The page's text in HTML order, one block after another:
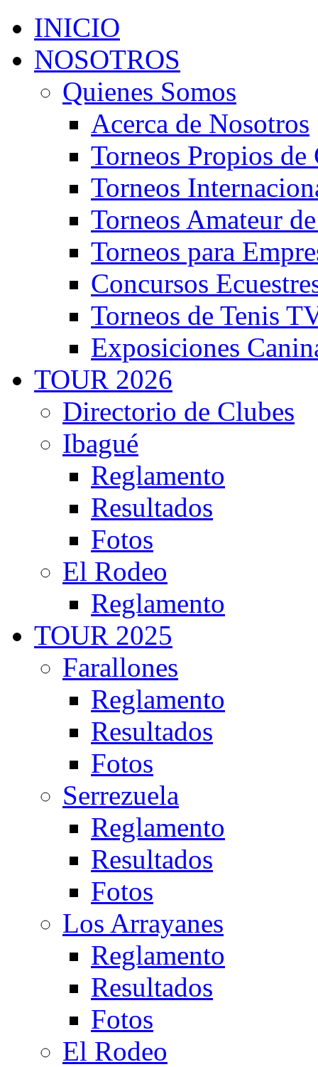
INICIO
NOSOTROS
Quienes Somos
Acerca de Nosotros
Torneos Propios
Torneos
Torneos Amateur
Torneos para
Concursos
Torneos de Tenis
Exposiciones
TOUR 2026
Directorio de Clubes
Ibagué
Reglamento
Resultados
Fotos
El Rodeo
Reglamento
TOUR 2025
Farallones
Reglamento
Resultados
Fotos
Serrezuela
Reglamento
Resultados
Fotos
Los Arrayanes
Reglamento
Resultados
Fotos
El Rodeo